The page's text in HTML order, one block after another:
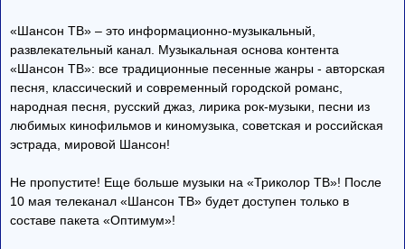
«Шансон ТВ» – это информационно-музыкальный,
развлекательный канал. Музыкальная основа контента
«Шансон ТВ»: все традиционные песенные жанры - авторская
песня, классический и современный городской романс,
народная песня, русский джаз, лирика рок-музыки, песни из
любимых кинофильмов и киномузыка, советская и российская
эстрада, мировой Шансон!
Не пропустите! Еще больше музыки на «Триколор ТВ»! После
10 мая телеканал «Шансон ТВ» будет доступен только в
составе пакета «Оптимум»!